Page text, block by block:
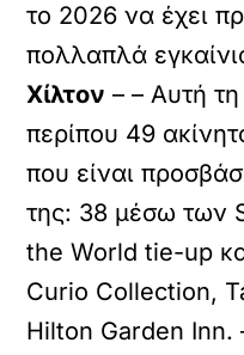
το 2026 να έχει
πολλαπλά
Χίλτον – – Αυτή τη
περίπου 49
που είναι
της: 38 μέσω των
the World tie-up
Curio Collection,
Hilton Garden Inn.